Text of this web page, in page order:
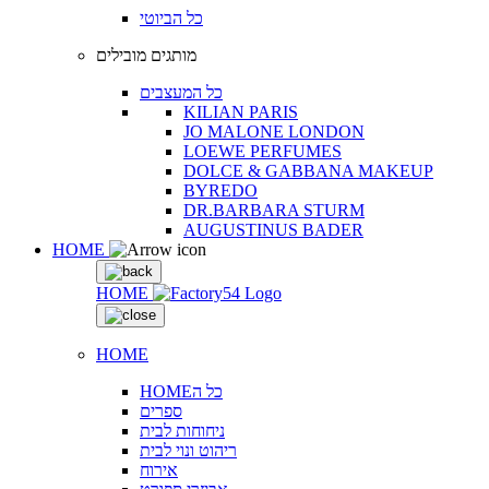
כל הביוטי
מותגים מובילים
כל המעצבים
KILIAN PARIS
JO MALONE LONDON
LOEWE PERFUMES
DOLCE & GABBANA MAKEUP
BYREDO
DR.BARBARA STURM
AUGUSTINUS BADER
HOME
HOME
HOME
HOMEכל ה
ספרים
ניחוחות לבית
ריהוט ונוי לבית
אירוח